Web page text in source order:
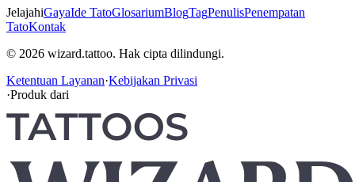
JelajahiGayaIde TatoGlosariumBlogTagPenulisPenempatan
TatoKontak
© 2026 wizard.tattoo. Hak cipta dilindungi.
Ketentuan Layanan·Kebijakan Privasi
·Produk dari